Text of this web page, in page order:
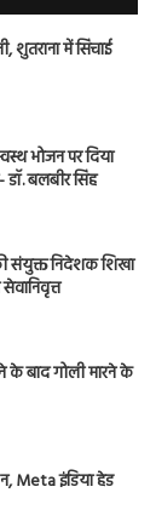
शुतराना में सिंचाई
भोजन पर दिया
बलबीर सिंह
संयुक्त निदेशक शिखा
के बाद गोली मारने के
Meta इंडिया हेड